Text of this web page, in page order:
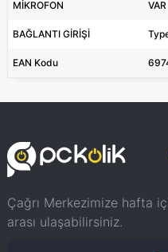
MİKROFON VAR
BAĞLANTI GİRİŞİ
EAN Kodu
Çağrı Merkezimize hafta
arası ulaşabilirsiniz.